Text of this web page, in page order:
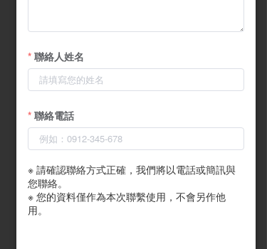
聯絡人姓名
聯絡電話
※ 請確認聯絡方式正確，我們將以電話或簡訊與
您聯絡。
※ 您的資料僅作為本次聯繫使用，不會另作他
用。